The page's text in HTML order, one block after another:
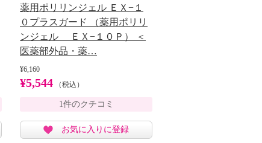
薬用ポリリンジェル ＥＸ−１
０プラスガード （薬用ポリリ
ンジェル ＥＸ−１０Ｐ） ＜
医薬部外品・薬…
¥6,160
¥5,544 （税込）
1件のクチコミ
お気に入りに登録